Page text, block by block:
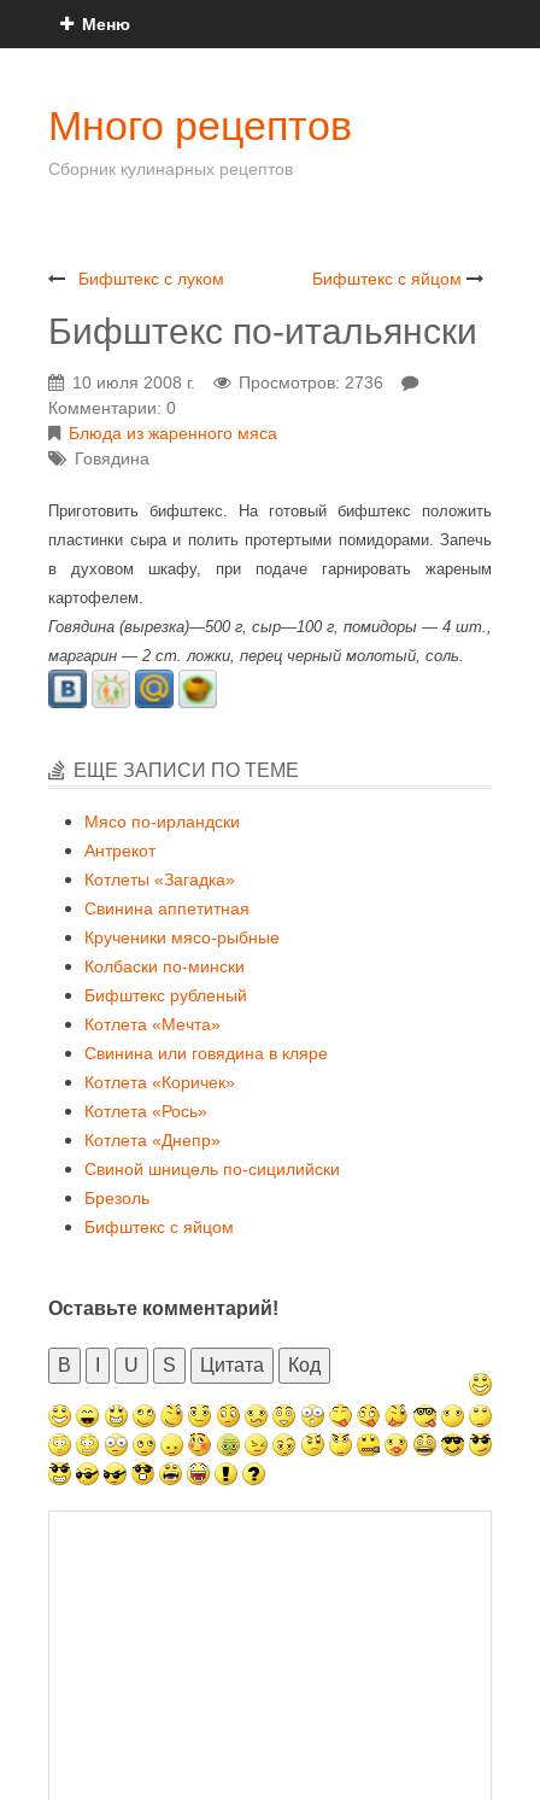
Меню
Много рецептов
Сборник кулинарных рецептов
Бифштекс с луком Бифштекс с яйцом
Бифштекс по-итальянски
10 июля 2008 г.
Просмотров: 2736
Комментарии: 0
Блюда из жаренного мяса
Говядина
Приготовить бифштекс. На готовый бифштекс положить
пластинки сыра и полить протертыми помидорами. Запечь
в духовом шкафу, при подаче гарнировать жареным
картофелем.
Говядина (вырезка)—500 г, сыр—100 г, помидоры — 4 шт.,
маргарин — 2 ст. ложки, перец черный молотый, соль.
ЕЩЕ ЗАПИСИ ПО ТЕМЕ
Мясо по-ирландски
Антрекот
Котлеты «Загадка»
Свинина аппетитная
Крученики мясо-рыбные
Колбаски по-мински
Бифштекс рубленый
Котлета «Мечта»
Свинина или говядина в кляре
Котлета «Коричек»
Котлета «Рось»
Котлета «Днепр»
Свиной шницель по-сицилийски
Брезоль
Бифштекс с яйцом
Оставьте комментарий!
B U S Цитата Код